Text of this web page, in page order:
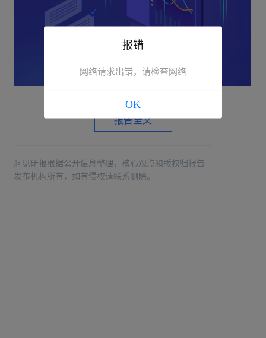
报告全文
洞见研报根据公开信息整理，核心观点和版权归报告
发布机构所有，如有侵权请联系删除。
报错
网络请求出错，请检查网络
OK